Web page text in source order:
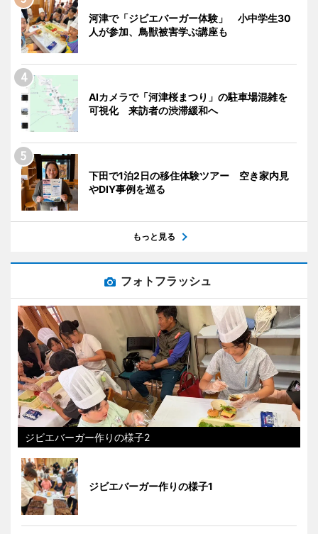
河津で「ジビエバーガー体験」 小中学生30
人が参加、鳥獣被害学ぶ講座も
AIカメラで「河津桜まつり」の駐車場混雑を
可視化 来訪者の渋滞緩和へ
下田で1泊2日の移住体験ツアー 空き家内見
やDIY事例を巡る
もっと見る
フォトフラッシュ
ジビエバーガー作りの様子2
ジビエバーガー作りの様子1